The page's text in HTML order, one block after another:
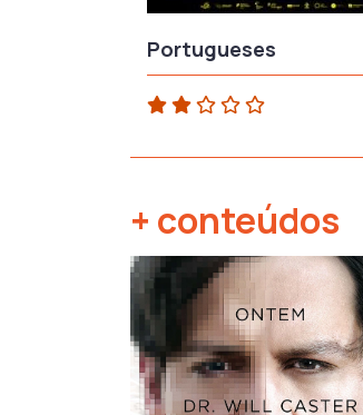
Portugueses
+ conteúdos